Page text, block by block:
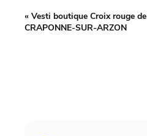
« Vesti boutique Croix rouge de
CRAPONNE-SUR-ARZON